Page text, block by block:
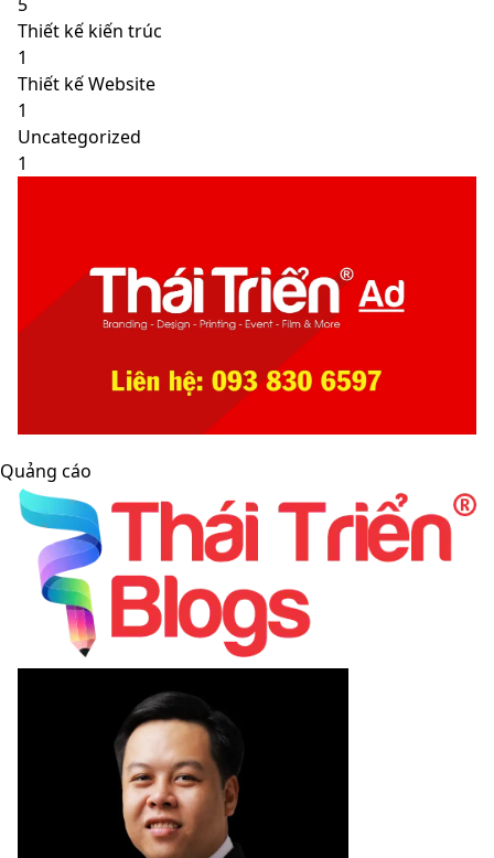
Thiết kế kiến trúc
1
Thiết kế Website
1
Uncategorized
1
Quảng cáo